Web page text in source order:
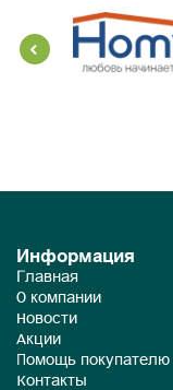
Информация
Главная
О компании
Новости
Акции
Помощь покупателю
Контакты